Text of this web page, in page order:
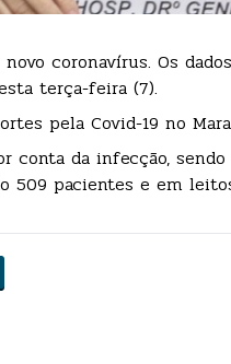
novo coronavírus. Os
terça-feira (7).
pela Covid-19 no
conta da infecção,
509 pacientes e em